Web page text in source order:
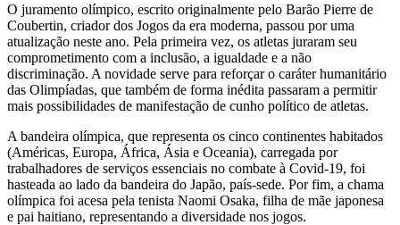
O juramento olímpico, escrito originalmente pelo Barão Pierre de
Coubertin, criador dos Jogos da era moderna, passou por uma
atualização neste ano. Pela primeira vez, os atletas juraram seu
comprometimento com a inclusão, a igualdade e a não
discriminação. A novidade serve para reforçar o caráter humanitário
das Olimpíadas, que também de forma inédita passaram a permitir
mais possibilidades de manifestação de cunho político de atletas.
A bandeira olímpica, que representa os cinco continentes habitados
(Américas, Europa, África, Ásia e Oceania), carregada por
trabalhadores de serviços essenciais no combate à Covid-19, foi
hasteada ao lado da bandeira do Japão, país-sede. Por fim, a chama
olímpica foi acesa pela tenista Naomi Osaka, filha de mãe japonesa
e pai haitiano, representando a diversidade nos jogos.